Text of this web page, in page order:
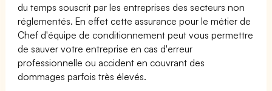
du temps souscrit par les entreprises des secteurs non
réglementés. En effet cette assurance pour le métier de
Chef d'équipe de conditionnement peut vous permettre
de sauver votre entreprise en cas d'erreur
professionnelle ou accident en couvrant des
dommages parfois très élevés.